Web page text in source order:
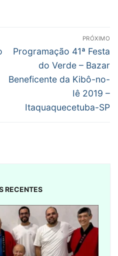
PRÓXIMO
Próximo
Programação 41ª Festa
do Verde – Bazar
Beneficente da Kibô-no-
Iê 2019 –
Itaquaquecetuba-SP
RECENTES